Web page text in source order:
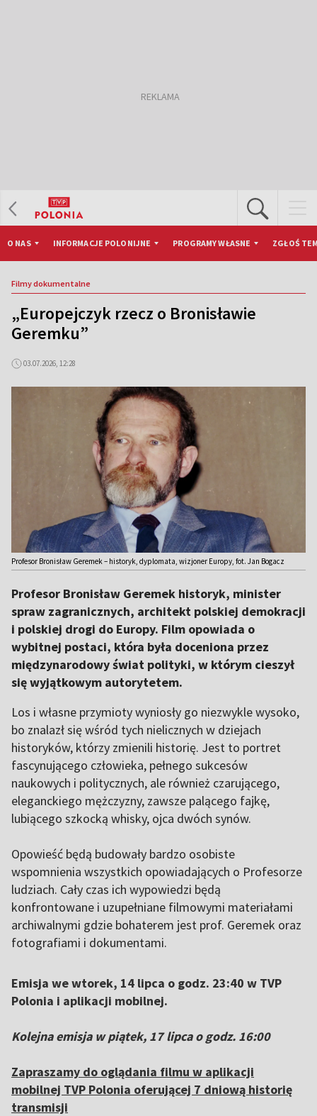
O NAS INFORMACJE POLONIJNE PROGRAMY WŁASNE ZGŁOŚ
Filmy dokumentalne
„Europejczyk rzecz o Bronisławie
Geremku”
03.07.2026, 12:28
Profesor Bronisław Geremek – historyk, dyplomata, wizjoner Europy, fot. Jan Bogacz
Profesor Bronisław Geremek historyk, minister
spraw zagranicznych, architekt polskiej demokracji
i polskiej drogi do Europy. Film opowiada o
wybitnej postaci, która była doceniona przez
międzynarodowy świat polityki, w którym cieszył
się wyjątkowym autorytetem.
Los i własne przymioty wyniosły go niezwykle wysoko,
bo znalazł się wśród tych nielicznych w dziejach
historyków, którzy zmienili historię. Jest to portret
fascynującego człowieka, pełnego sukcesów
naukowych i politycznych, ale również czarującego,
eleganckiego mężczyzny, zawsze palącego fajkę,
lubiącego szkocką whisky, ojca dwóch synów.
Opowieść będą budowały bardzo osobiste
wspomnienia wszystkich opowiadających o Profesorze
ludziach. Cały czas ich wypowiedzi będą
konfrontowane i uzupełniane filmowymi materiałami
archiwalnymi gdzie bohaterem jest prof. Geremek oraz
fotografiami i dokumentami.
Emisja we wtorek, 14 lipca o godz. 23:40 w TVP
Polonia i aplikacji mobilnej.
Kolejna emisja w piątek, 17 lipca o godz. 16:00
Zapraszamy do oglądania filmu w aplikacji
mobilnej TVP Polonia oferującej 7 dniową historię
transmisji